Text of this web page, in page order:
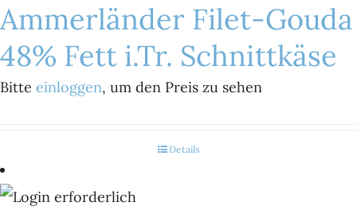
Ammerländer Filet-Gouda
48% Fett i.Tr. Schnittkäse
Bitte einloggen, um den Preis zu sehen
Details